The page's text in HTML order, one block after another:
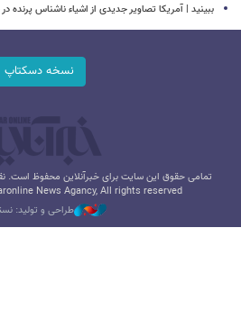
ببینید | آمریکا تصاویر جدیدی از اشیاء ناشناس پرنده
نسخه دسکتاپ
تمامی حقوق این سایت برای خبرآنلاین محفوظ است.
News Agancy, All rights reserved
طراحی و تولید: